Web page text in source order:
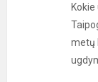
metų